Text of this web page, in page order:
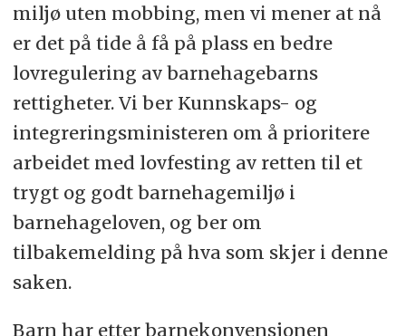
miljø uten mobbing, men vi mener at nå
er det på tide å få på plass en bedre
lovregulering av barnehagebarns
rettigheter. Vi ber Kunnskaps- og
integreringsministeren om å prioritere
arbeidet med lovfesting av retten til et
trygt og godt barnehagemiljø i
barnehageloven, og ber om
tilbakemelding på hva som skjer i denne
saken.
Barn har etter barnekonvensjonen